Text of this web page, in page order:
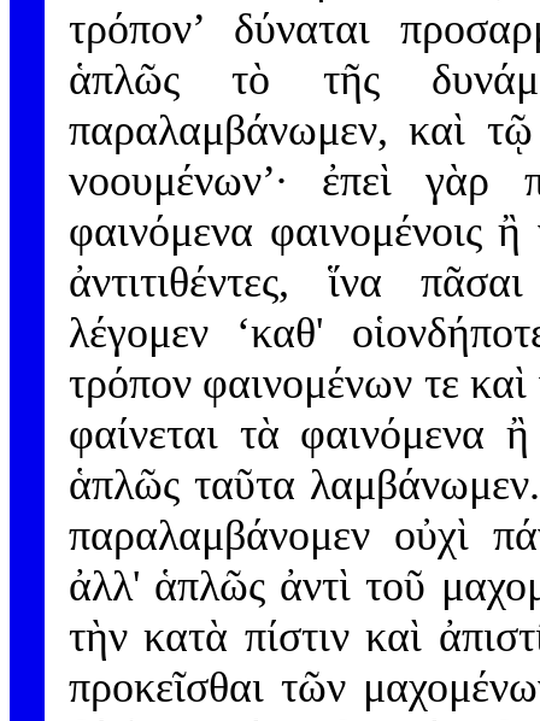
τρόπον’ δύναται
ἁπλῶς τὸ τῆς
παραλαμβάνωμεν, καὶ τῷ
νοουμένων’· ἐπεὶ γὰρ
φαινόμενα φαινομένοις
ἀντιτιθέντες, ἵνα
λέγομεν ‘καθ'
τρόπον φαινομένων τε
φαίνεται τὰ φαινόμενα
ἁπλῶς ταῦτα
παραλαμβάνομεν οὐχὶ
ἀλλ' ἁπλῶς ἀντὶ τοῦ
τὴν κατὰ πίστιν καὶ
προκεῖσθαι τῶν